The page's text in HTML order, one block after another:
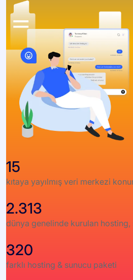
15
kıtaya yayılmış veri merkezi
2.313
dünya genelinde kurulan hosting,
320
farklı hosting & sunucu paketi